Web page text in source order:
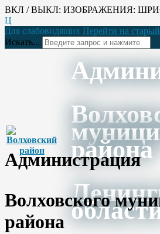
ВКЛ / ВЫКЛ: ИЗОБРАЖЕНИЯ:
Ц
Для слабовидящих Перейти на
Искать...
района
Администрация
Волховского
района